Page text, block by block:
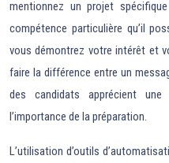
mentionnez un projet
compétence particulière qu’il
vous démontrez votre intérêt et
faire la différence entre un
des candidats apprécient une
l’importance de la préparation.
L’utilisation d’outils